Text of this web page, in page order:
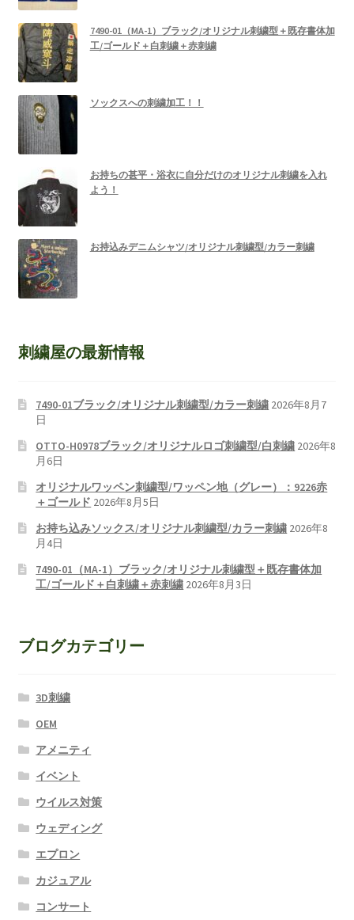
7490-01（MA-1）ブラック/オリジナル刺繍型＋既存書体加
工/ゴールド＋白刺繍＋赤刺繍
ソックスへの刺繍加工！！
お持ちの甚平・浴衣に自分だけのオリジナル刺繍を入れ
よう！
お持込みデニムシャツ/オリジナル刺繍型/カラー刺繍
刺繍屋の最新情報
7490-01ブラック/オリジナル刺繍型/カラー刺繍 2026年8月7
日
OTTO-H0978ブラック/オリジナルロゴ刺繍型/白刺繍 2026年8
月6日
オリジナルワッペン刺繍型/ワッペン地（グレー）：9226赤
＋ゴールド 2026年8月5日
お持ち込みソックス/オリジナル刺繍型/カラー刺繍 2026年8
月4日
7490-01（MA-1）ブラック/オリジナル刺繍型＋既存書体加
工/ゴールド＋白刺繍＋赤刺繍 2026年8月3日
ブログカテゴリー
3D刺繍
OEM
アメニティ
イベント
ウイルス対策
ウェディング
エプロン
カジュアル
コンサート